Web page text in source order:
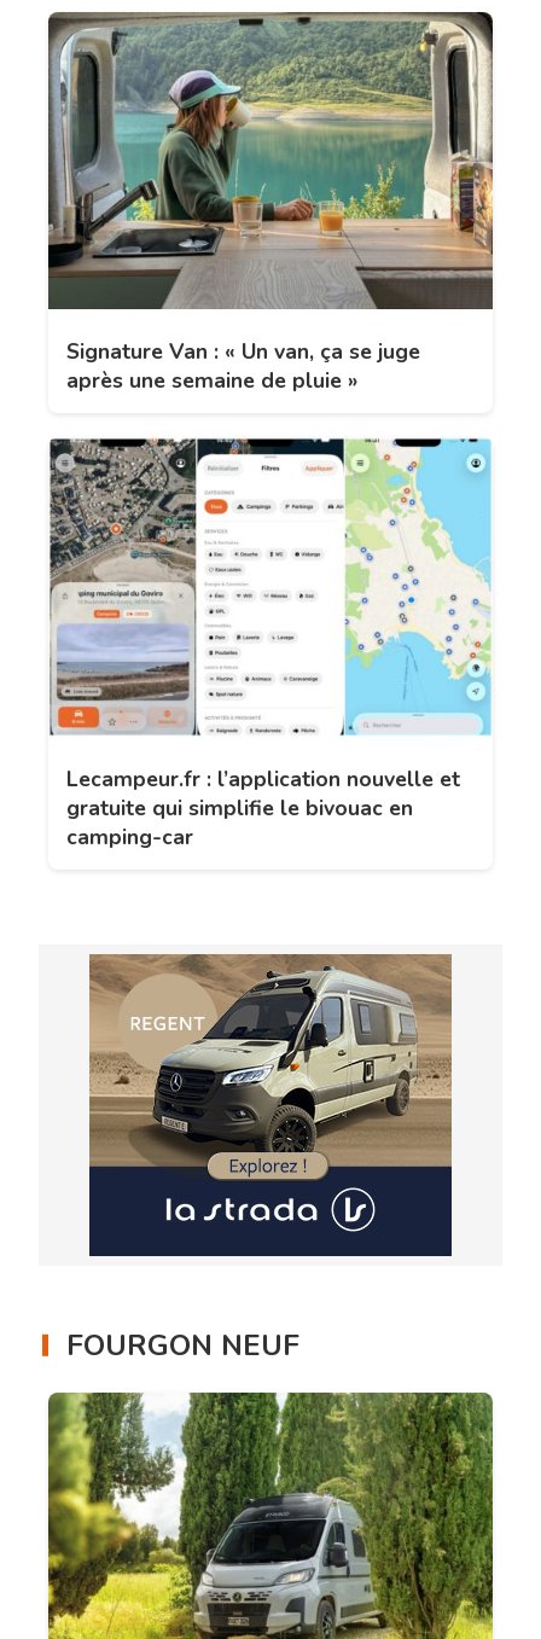
Signature Van : « Un van, ça se juge
après une semaine de pluie »
Lecampeur.fr : l’application nouvelle et
gratuite qui simplifie le bivouac en
camping-car
FOURGON NEUF